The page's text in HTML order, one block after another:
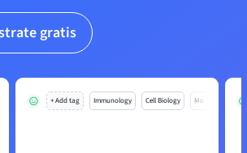
gratis
+ Add tag Immunology Cell Biology Mo